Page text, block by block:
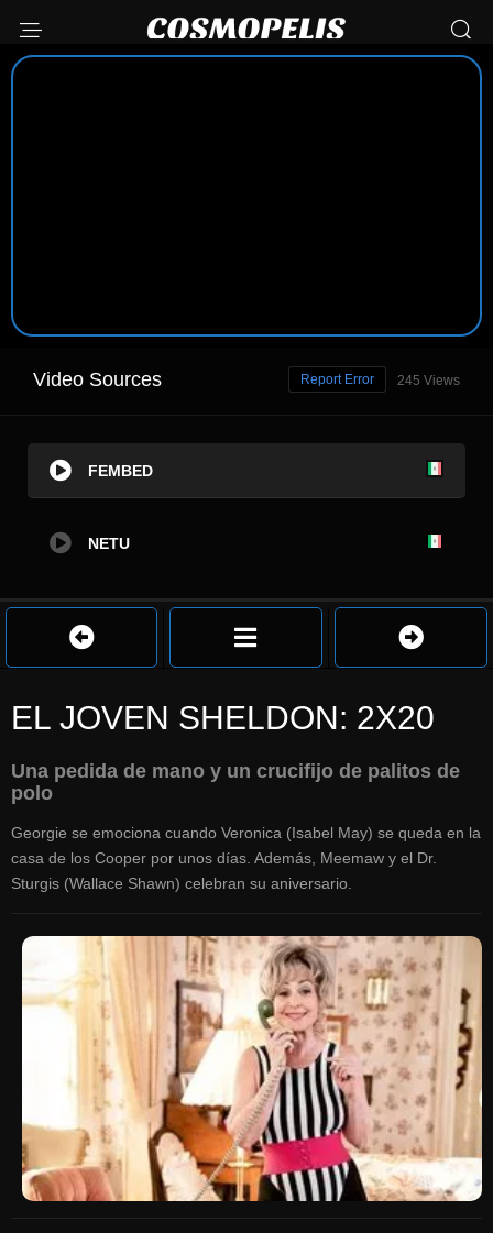
Video Sources 245 Views
Report Error
FEMBED
NETU
EL JOVEN SHELDON: 2X20
Una pedida de mano y un crucifijo de palitos de
polo
Georgie se emociona cuando Veronica (Isabel May) se queda en la
casa de los Cooper por unos días. Además, Meemaw y el Dr.
Sturgis (Wallace Shawn) celebran su aniversario.